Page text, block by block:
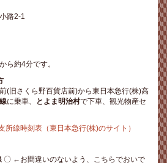
路2-1
ら約4分です。
(旧さくら野百貨店前)から東日本急行(株)高
に乗車、 とよま明治村で下車、観光物産セ
所線時刻表（東日本急行(株)のサイト）
〇 ←お間違いのないよう、こちらでおいで